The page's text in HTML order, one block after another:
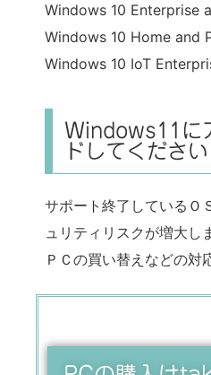
Windows 10 Enterprise
Windows 10 Home and
Windows 10 IoT
Windows11に
ドしてください
サポート終了しているＯ
ュリティリスクが増大し
ＰＣの買い替えなどの対